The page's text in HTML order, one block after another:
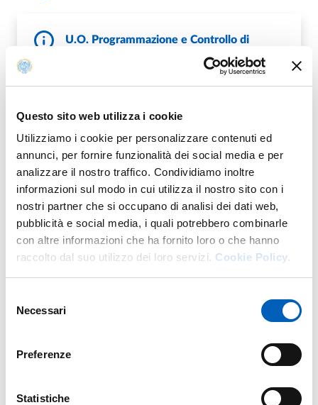
Questo sito web utilizza i cookie
Utilizziamo i cookie per personalizzare contenuti ed
annunci, per fornire funzionalità dei social media e per
analizzare il nostro traffico. Condividiamo inoltre
informazioni sul modo in cui utilizza il nostro sito con i
nostri partner che si occupano di analisi dei dati web,
pubblicità e social media, i quali potrebbero combinarle
con altre informazioni che ha fornito loro o che hanno
raccolto dal suo utilizzo dei loro servizi. Cookie Policy.
delNecessari
Preferenze
Statistiche
U.O. Programmazione e Controllo di
E. gestionedati@unipr.it,
W. http://controllogestione.unipr.it/
GO TO DESCRIPTION
More facility staff at this address
Personale tecnico amministrativo